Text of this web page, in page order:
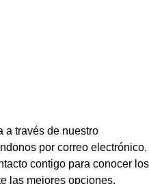
a través de nuestro
por correo electrónico.
contigo para conocer los
las mejores opciones.